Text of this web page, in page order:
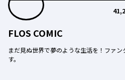
FLOS COMIC
まだ見ぬ世界で夢のような生活を！ファ
す。